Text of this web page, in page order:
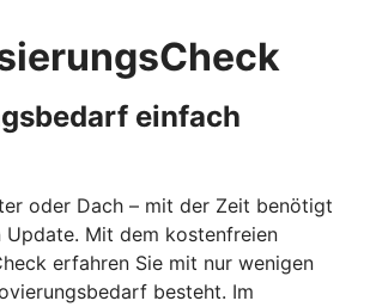
einfach
oder Dach – mit der Zeit benötigt
Update. Mit dem kostenfreien
erfahren Sie mit nur wenigen
besteht. Im